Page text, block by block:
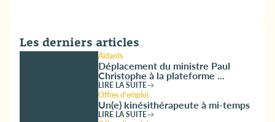
Les derniers articles
Aidants
Déplacement du ministre Paul
Christophe à la plateforme ...
LIRE LA SUITE
Offres d'emploi
Un(e) kinésithérapeute à mi-temps
LIRE LA SUITE